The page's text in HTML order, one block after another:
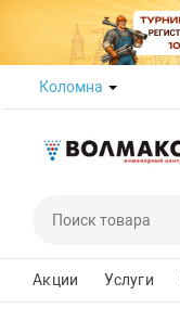
Коломна
Акции Услуги